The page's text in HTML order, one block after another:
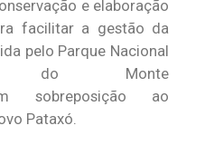
e elaboração
facilitar a gestão da
pelo Parque Nacional
do Monte
sobreposição ao
Pataxó.